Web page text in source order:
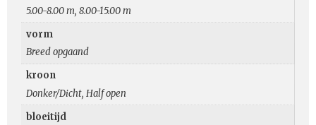
5.00-8.00 m, 8.00-15.00 m
vorm
Breed opgaand
kroon
Donker/Dicht, Half open
bloeitijd